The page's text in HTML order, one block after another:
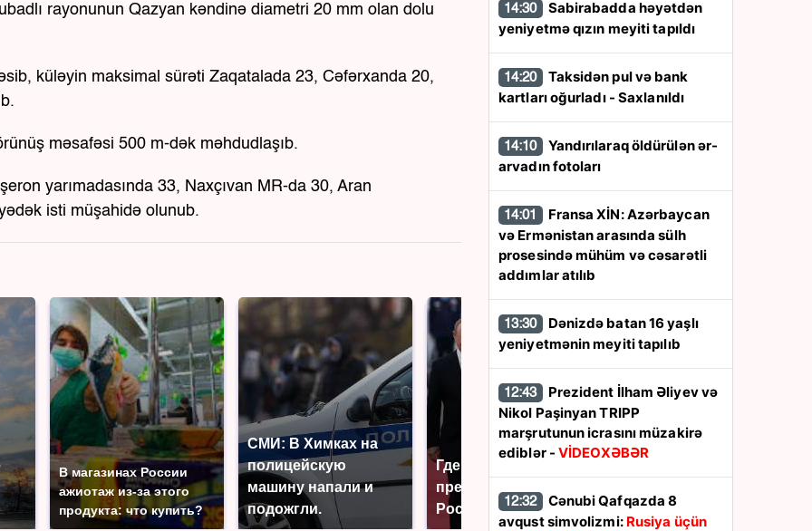
rayonunun Qazyan kəndinə diametri 20 mm olan dolu
küləyin maksimal sürəti Zaqatalada 23, Cəfərxanda 20,
məsafəsi 500 m-dək məhdudlaşıb.
yarımadasında 33, Naxçıvan MR-da 30, Aran
isti müşahidə olunub.
В магазинах России
ажиотаж из-за этого
продукта: что купить?
СМИ: В Химках на
полицейскую
машину напали и
подожгли.
Где будет встреча
президентов США и
России: Европа?
так?!
14:30
yeniyetmə qızın meyiti tapıldı
14:20
kartları oğurladı - Saxlanıldı
14:10
arvadın fotoları
14:01
və Ermənistan arasında sülh
prosesində mühüm və cəsarətli
addımlar atılıb
13:30
yeniyetmənin meyiti tapılıb
12:43
Nikol Paşinyan TRIPP
marşrutunun icrasını müzakirə
ediblər - VİDEOXƏBƏR
12:32
avqust simvolizmi: Rusiya üçün